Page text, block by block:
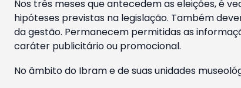
Nos três meses que antecedem as eleições, é
hipóteses previstas na legislação. Também
da gestão. Permanecem permitidas as
caráter publicitário ou promocional.
No âmbito do Ibram e de suas unidades